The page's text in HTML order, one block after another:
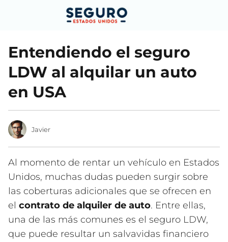
Entendiendo el seguro
LDW al alquilar un auto
en USA
Javier
Al momento de rentar un vehículo en Estados
Unidos, muchas dudas pueden surgir sobre
las coberturas adicionales que se ofrecen en
el contrato de alquiler de auto. Entre ellas,
una de las más comunes es el seguro LDW,
que puede resultar un salvavidas financiero